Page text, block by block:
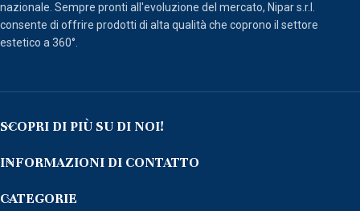
nazionale. Sempre pronti all'evoluzione del mercato, Nipar s.r.l.
consente di offrire prodotti di alta qualità che coprono il settore
estetico a 360°.
SCOPRI DI PIÙ SU DI NOI!
INFORMAZIONI DI CONTATTO
CATEGORIE